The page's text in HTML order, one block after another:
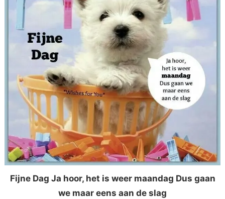
Fijne Dag Ja hoor, het is weer maandag Dus gaan
we maar eens aan de slag